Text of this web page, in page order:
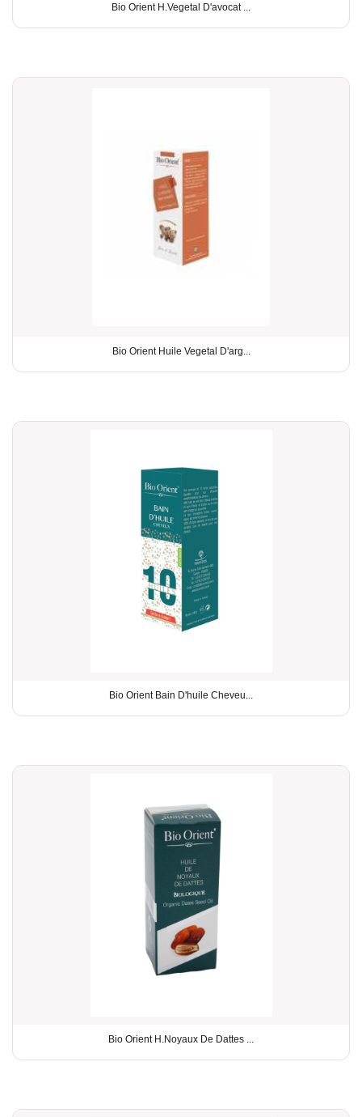
Bio Orient H.Vegetal D'avocat ...
Bio Orient Huile Vegetal D'arg...
Bio Orient Bain D'huile Cheveu...
Bio Orient H.Noyaux De Dattes ...